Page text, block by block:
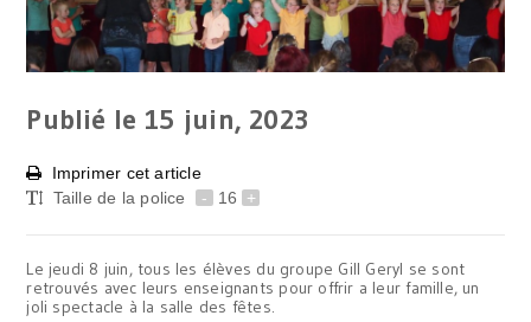
Publié le 15 juin, 2023
Imprimer cet article
Taille de la police
- 16 +
Le jeudi 8 juin, tous les élèves du groupe Gill Geryl se sont
retrouvés avec leurs enseignants pour offrir a leur famille, un
joli spectacle à la salle des fêtes.